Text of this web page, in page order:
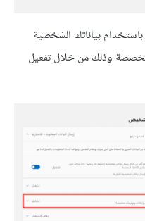
بياناتك الشخصية
وذلك من خلال تفعيل